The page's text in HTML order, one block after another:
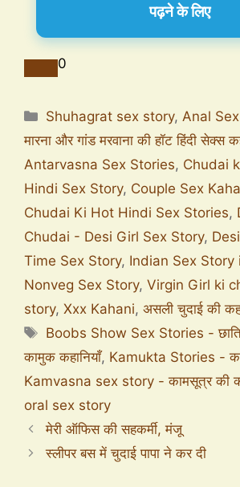
पढ़ने के लिए
0
Shuhagrat sex story,Anal
मारना और गांड मरवाना की हॉट हिंदी सेक्स
Antarvasna Sex Stories, Chudai
Hindi Sex Story, Couple Sex
Chudai Ki Hot Hindi Sex Stories,
Chudai - Desi Girl Sex Story,
Time Sex Story, Indian Sex Story
Nonveg Sex Story, Virgin Girl ki
story, Xxx Kahani, असली चुदाई की
Boobs Show Sex Stories -
कामुक कहानियाँ, Kamukta Stories -
Kamvasna sex story - कामसूत्र की
oral sex story
मेरी ऑफिस की सहकर्मी, मंजू
स्लीपर बस में चुदाई पापा ने कर दी